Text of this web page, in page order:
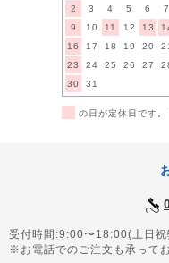
2
3 4 5 6 7
9
10 11 12 13
16
17 18 19 20
23
24 25 26 27
30
31
の日が定休日です
受付時間:9:00〜18:00(土日祝
※お電話でのご注文も承ってお